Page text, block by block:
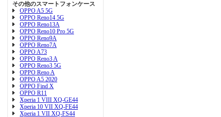
その他のスマートフォンケース
OPPO A5 5G
OPPO Reno14 5G
OPPO Reno13A
OPPO Reno10 Pro 5G
OPPO Reno9A
OPPO Reno7A
OPPO A73
OPPO Reno3 A
OPPO Reno3 5G
OPPO Reno A
OPPO A5 2020
OPPO Find X
OPPO R11
Xperia 1 VIII XQ-GE44
Xperia 10 VII XQ-FE44
Xperia 1 VII XQ-FS44